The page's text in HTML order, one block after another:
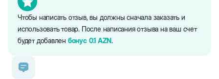
Чтобы написать отзыв, вы должны сначала заказать и
использовать товар. После написания отзыва на ваш счет
будет добавлен бонус 0.1 AZN.